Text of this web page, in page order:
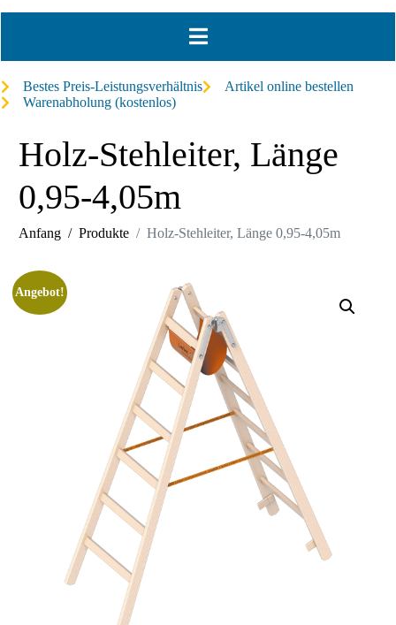
Bestes Preis-Leistungsverhältnis
Artikel online bestellen
Warenabholung (kostenlos)
Holz-Stehleiter, Länge
0,95-4,05m
Anfang Produkte Holz-Stehleiter, Länge 0,95-4,05m
Angebot!